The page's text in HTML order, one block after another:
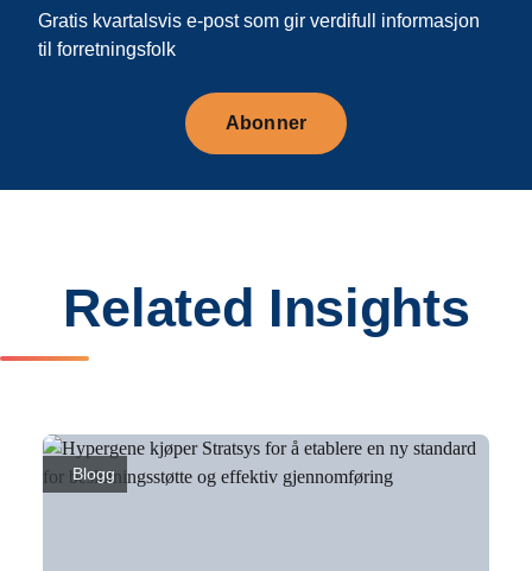
Gratis kvartalsvis e-post som gir verdifull informasjon
til forretningsfolk
Abonner
Related Insights
Blogg